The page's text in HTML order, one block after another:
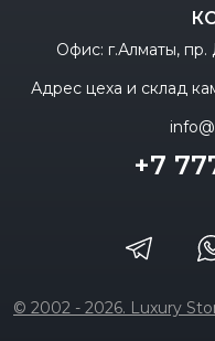
Офис: г.Алматы, пр.
Адрес цеха и склад
+7
© 2002 - 2026. Luxury